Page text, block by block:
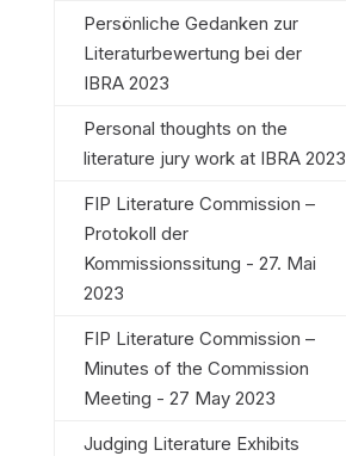
Persönliche Gedanken zur
Literaturbewertung bei der
IBRA 2023
Personal thoughts on the
literature jury work at IBRA 2023
FIP Literature Commission –
Protokoll der
Kommissionssitung - 27. Mai
2023
FIP Literature Commission –
Minutes of the Commission
Meeting - 27 May 2023
Judging Literature Exhibits